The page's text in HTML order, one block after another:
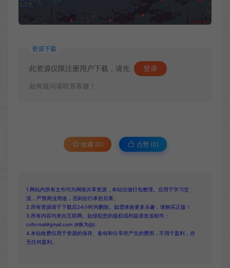
资源下载
此资源仅限注册用户下载，请先 登录
如有疑问请联系客服！
收藏 (0) 点赞 (0)
1.网站内所有文件均为网络共享资源，本站仅做打包整理。仅用于学习交
流，严禁商业用途，否则自行承担后果。
2.所有资源请于下载后24小时内删除。如需体验更多乐趣，请购买正版！
3.所有内容均来自互联网。如侵犯您的版权或利益请发送邮件：
cvformat#gmail.com (#换为@)
4.本站收费仅用于资源的保存、备份和分享所产生的费用，不用于盈利，亦
无任何盈利。